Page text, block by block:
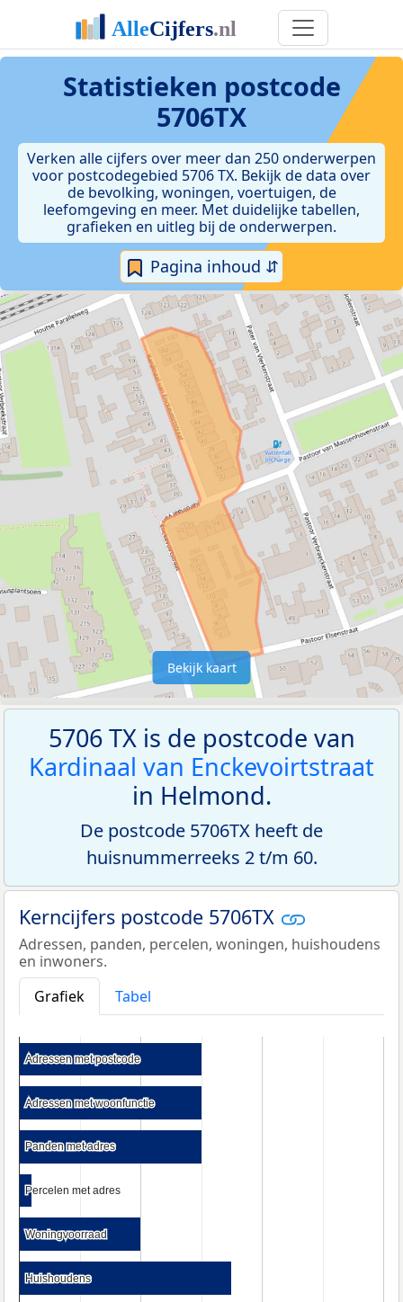
Statistieken postcode
5706TX
Verken alle cijfers over meer dan 250 onderwerpen
voor postcodegebied 5706 TX. Bekijk de data over
de bevolking, woningen, voertuigen, de
leefomgeving en meer. Met duidelijke tabellen,
grafieken en uitleg bij de onderwerpen.
Pagina inhoud ⇵
Bekijk kaart
5706 TX is de postcode van
Kardinaal van Enckevoirtstraat
in Helmond.
De postcode 5706TX heeft de
huisnummerreeks 2 t/m 60.
Kerncijfers postcode 5706TX
Adressen, panden, percelen, woningen, huishoudens
en inwoners.
Grafiek
Tabel
Adressen met postcode
Adressen met postcode
Adressen met woonfunctie
Adressen met woonfunctie
Panden met adres
Panden met adres
Percelen met adres
Percelen met adres
Woningvoorraad
Woningvoorraad
Huishoudens
Huishoudens